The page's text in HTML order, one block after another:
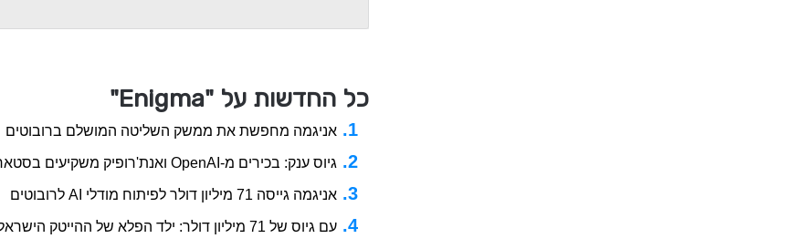
כל החדשות על "Enigma"
אניגמה מחפשת את ממשק השליטה המושלם ברובוטים
גיוס ענק: בכירים מ-OpenAI ואנת'רופיק משקיעים בסטארטאפ ישראלי שמאלף רובוטים
אניגמה גייסה 71 מיליון דולר לפיתוח מודלי AI לרובוטים
עם גיוס של 71 מיליון דולר: ילד הפלא של ההייטק הישראלי חושף סטארט-אפ רובוטיקה חדש